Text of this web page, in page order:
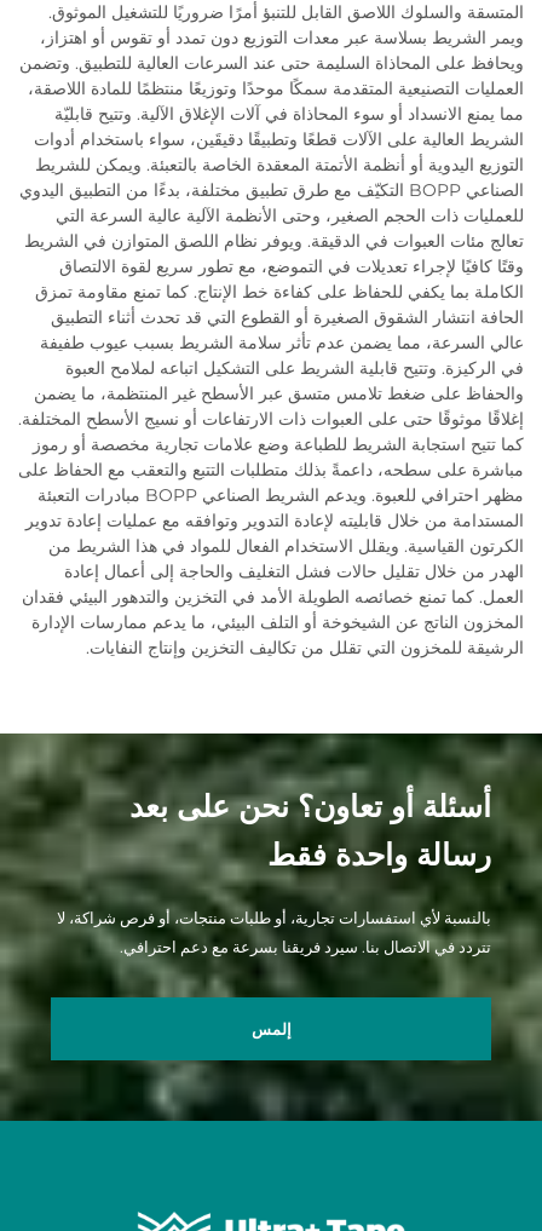
المتسقة والسلوك اللاصق القابل للتنبؤ أمرًا ضروريًا للتشغيل الموثوق.
ويمر الشريط بسلاسة عبر معدات التوزيع دون تمدد أو تقوس أو اهتزاز،
ويحافظ على المحاذاة السليمة حتى عند السرعات العالية للتطبيق. وتضمن
العمليات التصنيعية المتقدمة سمكًا موحدًا وتوزيعًا منتظمًا للمادة اللاصقة،
مما يمنع الانسداد أو سوء المحاذاة في آلات الإغلاق الآلية. وتتيح قابليّة
الشريط العالية على الآلات قطعًا وتطبيقًا دقيقَين، سواء باستخدام أدوات
التوزيع اليدوية أو أنظمة الأتمتة المعقدة الخاصة بالتعبئة. ويمكن للشريط
الصناعي BOPP التكيّف مع طرق تطبيق مختلفة، بدءًا من التطبيق اليدوي
للعمليات ذات الحجم الصغير، وحتى الأنظمة الآلية عالية السرعة التي
تعالج مئات العبوات في الدقيقة. ويوفر نظام اللصق المتوازن في الشريط
وقتًا كافيًا لإجراء تعديلات في التموضع، مع تطور سريع لقوة الالتصاق
الكاملة بما يكفي للحفاظ على كفاءة خط الإنتاج. كما تمنع مقاومة تمزق
الحافة انتشار الشقوق الصغيرة أو القطوع التي قد تحدث أثناء التطبيق
عالي السرعة، مما يضمن عدم تأثر سلامة الشريط بسبب عيوب طفيفة
في الركيزة. وتتيح قابلية الشريط على التشكيل اتباعه لملامح العبوة
والحفاظ على ضغط تلامس متسق عبر الأسطح غير المنتظمة، ما يضمن
إغلاقًا موثوقًا حتى على العبوات ذات الارتفاعات أو نسيج الأسطح المختلفة.
كما تتيح استجابة الشريط للطباعة وضع علامات تجارية مخصصة أو رموز
مباشرة على سطحه، داعمةً بذلك متطلبات التتبع والتعقب مع الحفاظ على
مظهر احترافي للعبوة. ويدعم الشريط الصناعي BOPP مبادرات التعبئة
المستدامة من خلال قابليته لإعادة التدوير وتوافقه مع عمليات إعادة تدوير
الكرتون القياسية. ويقلل الاستخدام الفعال للمواد في هذا الشريط من
الهدر من خلال تقليل حالات فشل التغليف والحاجة إلى أعمال إعادة
العمل. كما تمنع خصائصه الطويلة الأمد في التخزين والتدهور البيئي فقدان
المخزون الناتج عن الشيخوخة أو التلف البيئي، ما يدعم ممارسات الإدارة
الرشيقة للمخزون التي تقلل من تكاليف التخزين وإنتاج النفايات.
أسئلة أو تعاون؟ نحن على بعد
رسالة واحدة فقط
بالنسبة لأي استفسارات تجارية، أو طلبات منتجات، أو فرص شراكة، لا
تتردد في الاتصال بنا. سيرد فريقنا بسرعة مع دعم احترافي.
إلمس